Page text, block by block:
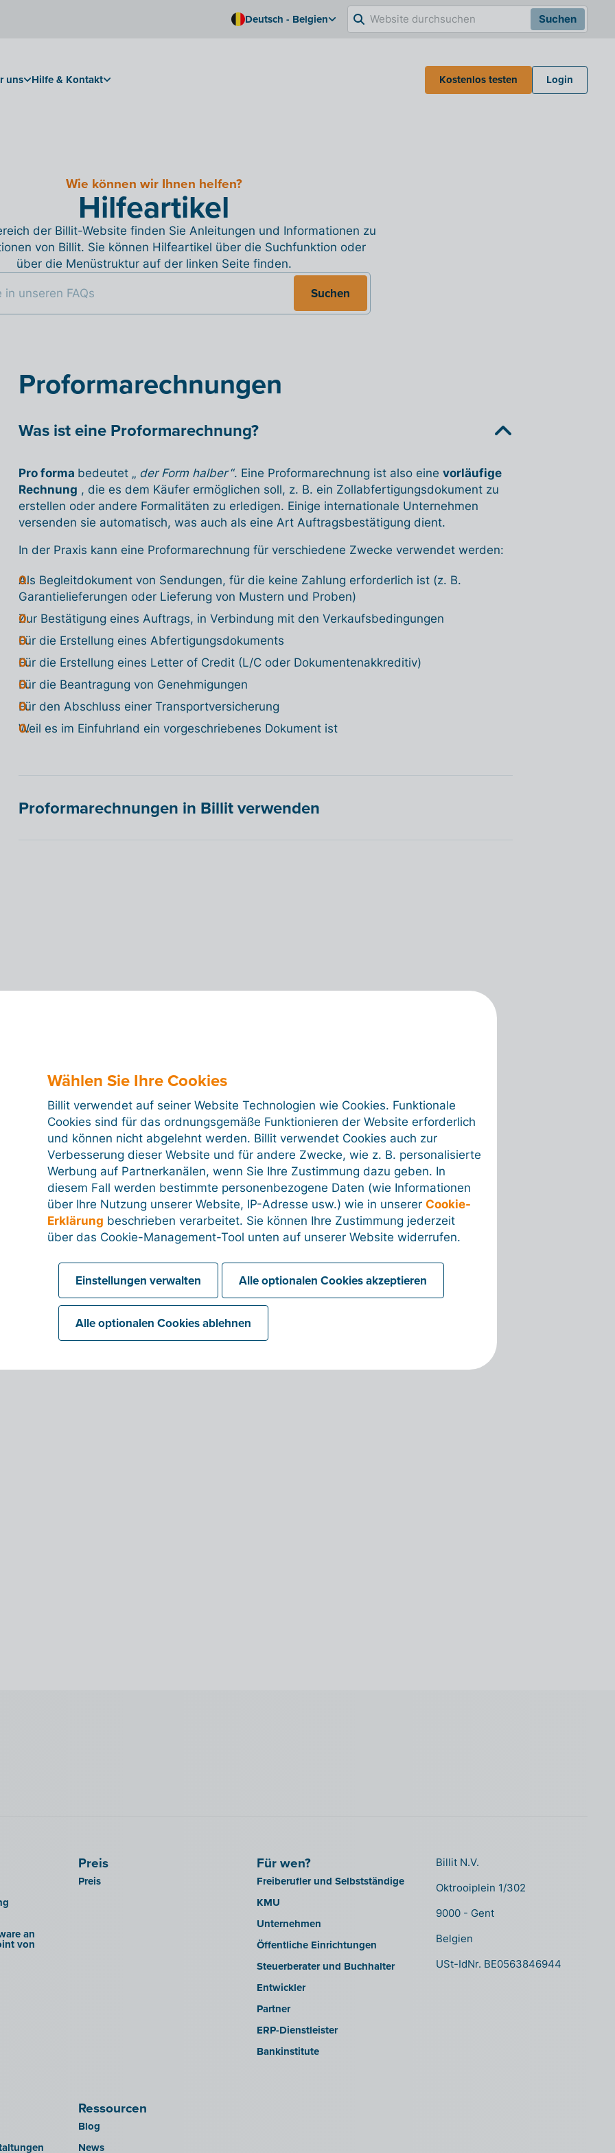
Deutsch - Belgien Suchen
uns Hilfe & Kontakt Kostenlos testen Login
Wie können wir Ihnen helfen?
Hilfeartikel
der Billit-Website finden Sie Anleitungen und Informationen zu
von Billit. Sie können Hilfeartikel über die Suchfunktion oder
über die Menüstruktur auf der linken Seite finden.
Suchen
Proformarechnungen
Was ist eine Proformarechnung?
Pro forma bedeutet „ der Form halber“. Eine Proformarechnung ist also eine vorläufige
Rechnung , die es dem Käufer ermöglichen soll, z. B. ein Zollabfertigungsdokument zu
erstellen oder andere Formalitäten zu erledigen. Einige internationale Unternehmen
versenden sie automatisch, was auch als eine Art Auftragsbestätigung dient.
In der Praxis kann eine Proformarechnung für verschiedene Zwecke verwendet werden:
Als Begleitdokument von Sendungen, für die keine Zahlung erforderlich ist (z. B.
Garantielieferungen oder Lieferung von Mustern und Proben)
Zur Bestätigung eines Auftrags, in Verbindung mit den Verkaufsbedingungen
Für die Erstellung eines Abfertigungsdokuments
Für die Erstellung eines Letter of Credit (L/C oder Dokumentenakkreditiv)
Für die Beantragung von Genehmigungen
Für den Abschluss einer Transportversicherung
Weil es im Einfuhrland ein vorgeschriebenes Dokument ist
Proformarechnungen in Billit verwenden
an
von
Preis
Preis
Für wen?
Freiberufler und Selbstständige
KMU
Unternehmen
Öffentliche Einrichtungen
Steuerberater und Buchhalter
Entwickler
Partner
ERP-Dienstleister
Bankinstitute
Ressourcen
Blog
News
Billit N.V.
Oktrooiplein 1/302
9000 - Gent
Belgien
USt-IdNr. BE0563846944
Wählen Sie Ihre Cookies
Billit verwendet auf seiner Website Technologien wie Cookies. Funktionale
Cookies sind für das ordnungsgemäße Funktionieren der Website erforderlich
und können nicht abgelehnt werden. Billit verwendet Cookies auch zur
Verbesserung dieser Website und für andere Zwecke, wie z. B. personalisierte
Werbung auf Partnerkanälen, wenn Sie Ihre Zustimmung dazu geben. In
diesem Fall werden bestimmte personenbezogene Daten (wie Informationen
über Ihre Nutzung unserer Website, IP-Adresse usw.) wie in unsererCookie-
Erklärung beschrieben verarbeitet. Sie können Ihre Zustimmung jederzeit
über das Cookie-Management-Tool unten auf unserer Website widerrufen.
Einstellungen verwalten Alle optionalen Cookies akzeptieren
Alle optionalen Cookies ablehnen